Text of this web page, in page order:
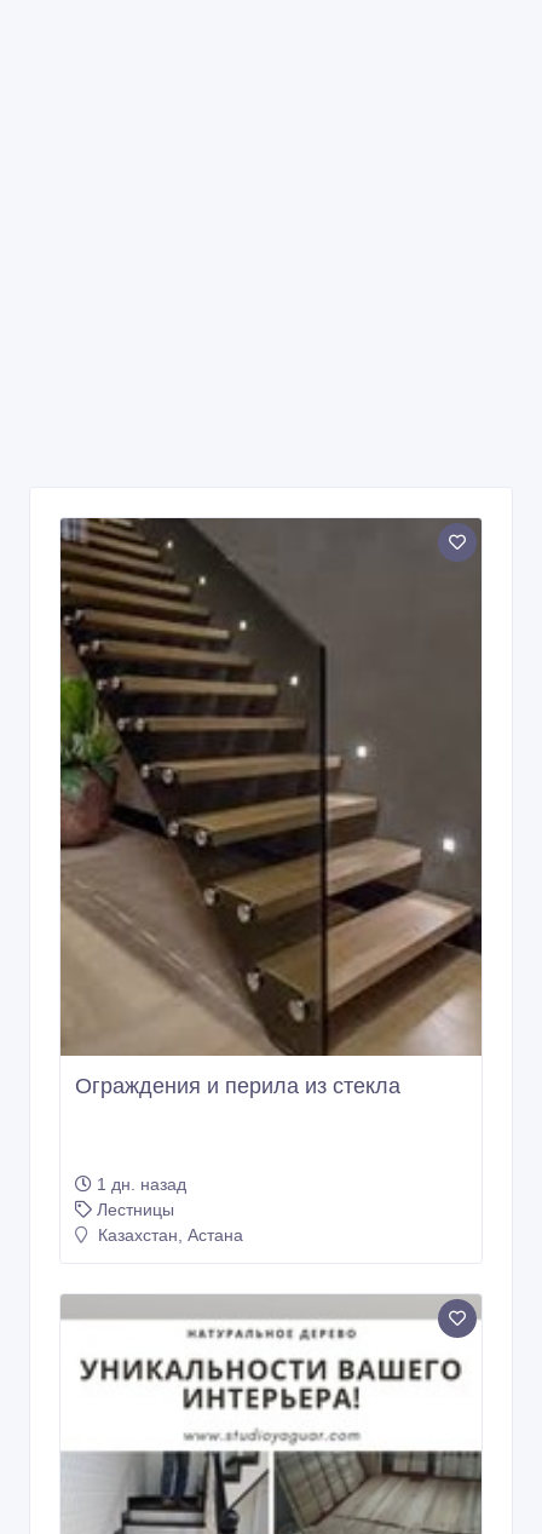
Ограждения и перила из стекла
1 дн. назад
Лестницы
Казахстан, Астана